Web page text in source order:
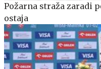
Požarna straža zaradi
ostaja